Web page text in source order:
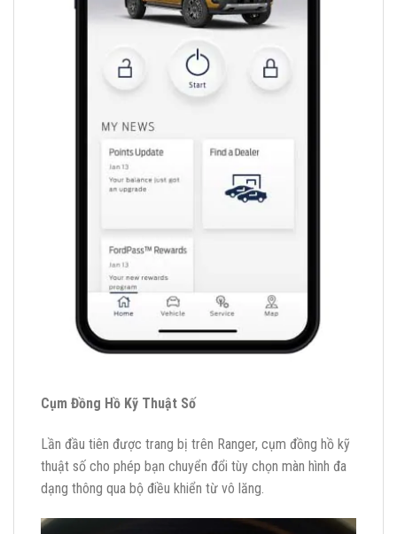
Cụm Đồng Hồ Kỹ Thuật Số
Lần đầu tiên được trang bị trên Ranger, cụm đồng hồ kỹ
thuật số cho phép bạn chuyển đổi tùy chọn màn hình đa
dạng thông qua bộ điều khiển từ vô lăng.